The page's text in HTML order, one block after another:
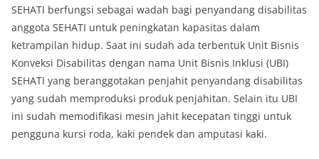
SEHATI berfungsi sebagai wadah bagi penyandang disabilitas
anggota SEHATI untuk peningkatan kapasitas dalam
ketrampilan hidup. Saat ini sudah ada terbentuk Unit Bisnis
Konveksi Disabilitas dengan nama Unit Bisnis Inklusi (UBI)
SEHATI yang beranggotakan penjahit penyandang disabilitas
yang sudah memproduksi produk penjahitan. Selain itu UBI
ini sudah memodifikasi mesin jahit kecepatan tinggi untuk
pengguna kursi roda, kaki pendek dan amputasi kaki.